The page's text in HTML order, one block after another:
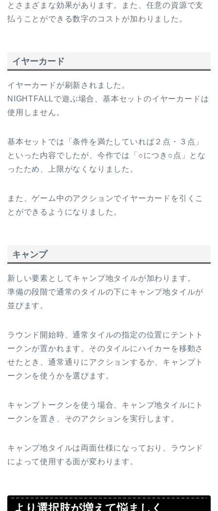
とさまざまな効果があります。また、任意の資源で支
払うことができる数字のコストが加わりました。
イヤーカード
イヤーカードが刷新されました。
NIGHTFALLで遊ぶ場合、基本セットのイヤーカードは
使用しません。
基本セットでは「条件を満たしていれば２点・３点」
といった内容でしたが、今作では「○につき○点」とな
ったため、上限がなくなりました。
また、ゲーム中のアクションでイヤーカードを引くこ
とができるようになりました。
キャンプ
新しい要素としてキャンプ地タイルが加わります。
準備の段階で通常のタイルの下にキャンプ地タイルが
並びます。
ラウンド開始時、通常タイルの指定の位置にテントト
ークンが置かれます。そのタイルにハイカーを移動さ
せたとき、通常通りにアクションするか、キャンプト
ークンを使うかを選びます。
キャンプトークンを使う場合、キャンプ地タイルにト
ークンを置き、そのアクションを実行します。
キャンプ地タイルは両面仕様になっており、ラウンド
によって使用する面が変わります。
より選択肢が増えて悩ましく